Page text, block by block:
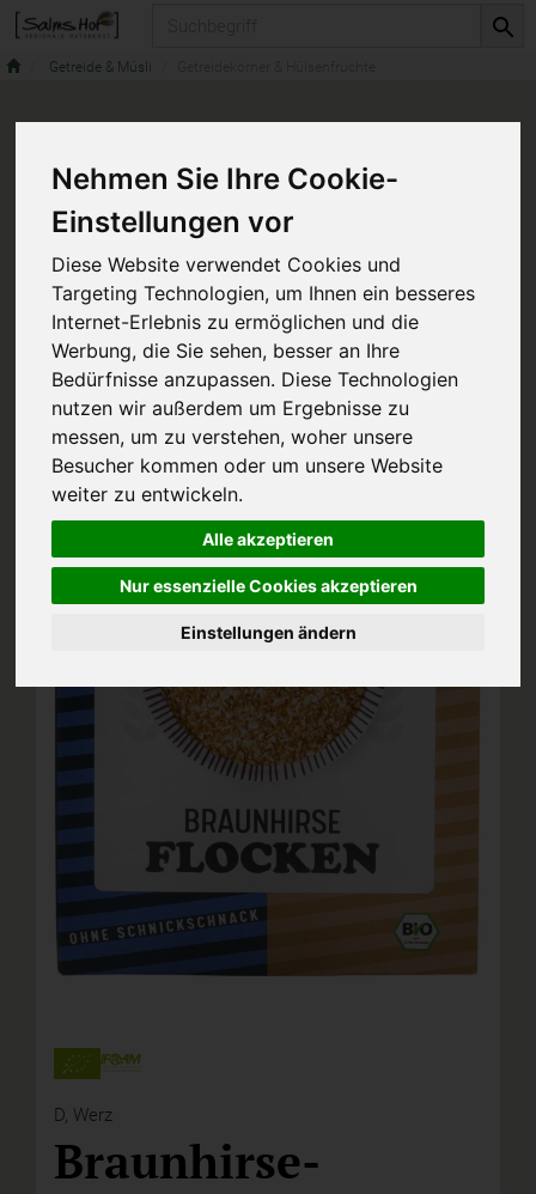
Nehmen Sie Ihre Cookie-
Einstellungen vor
Diese Website verwendet Cookies und
Targeting Technologien, um Ihnen ein besseres
Internet-Erlebnis zu ermöglichen und die
Werbung, die Sie sehen, besser an Ihre
Bedürfnisse anzupassen. Diese Technologien
nutzen wir außerdem um Ergebnisse zu
messen, um zu verstehen, woher unsere
Besucher kommen oder um unsere Website
weiter zu entwickeln.
Alle akzeptieren
Nur essenzielle Cookies akzeptieren
Einstellungen ändern
Getreide & Müsli
D, Werz
Braunhirse-